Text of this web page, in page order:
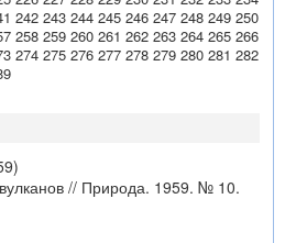
242 243 244 245 246 247 248 249 250
258 259 260 261 262 263 264 265 266
274 275 276 277 278 279 280 281 282
// Природа. 1959. № 10.